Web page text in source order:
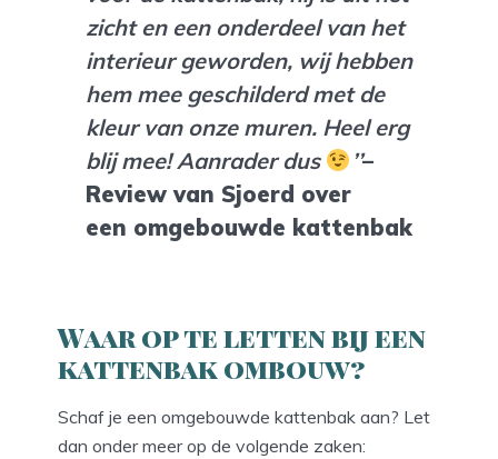
zicht en een onderdeel van het
interieur geworden, wij hebben
hem mee geschilderd met de
kleur van onze muren. Heel erg
blij mee! Aanrader dus
’’–
Review van Sjoerd over
een omgebouwde kattenbak
Waar op te letten bij een
kattenbak ombouw?
Schaf je een omgebouwde kattenbak aan? Let
dan onder meer op de volgende zaken: